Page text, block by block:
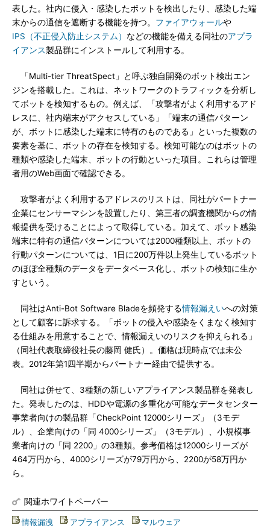
表した。社内に侵入・感染したボットを検出したり、感染した端
末からの通信を遮断する機能を持つ。 ファイアウォールや
IPS（不正侵入防止システム） などの機能を備える同社のアプラ
イアンス製品群にインストールして利用する。
「Multi-tier ThreatSpect」と呼ぶ独自開発のボット検出エン
ジンを搭載した。これは、ネットワークのトラフィックを分析し
てボットを検知するもの。例えば、「攻撃者がよく利用するアド
レスに、社内端末がアクセスしている」「端末の通信パターン
が、ボットに感染した端末に特有のものである」といった複数の
要素を基に、ボットの存在を検知する。検知可能なのはボットの
種類や感染した端末、ボットの行動といった項目。これらは管理
者用のWeb画面で確認できる。
攻撃者がよく利用するアドレスのリストは、同社がパートナー
企業にセンサーマシンを設置したり、第三者の調査機関からの情
報提供を受けることによって取得している。加えて、ボット感染
端末に特有の通信パターンについては2000種類以上、ボットの
行動パターンについては、1日に200万件以上発生しているボット
のほぼ全種類のデータをデータベース化し、ボットの検知に生か
すという。
同社はAnti-Bot Software Bladeを頻発する情報漏えいへの対策
として顧客に訴求する。「ボットの侵入や感染をくまなく検知す
る仕組みを用意することで、情報漏えいのリスクを抑えられる」
（同社代表取締役社長の藤岡 健氏）。価格は現時点では未公
表。2012年第1四半期からパートナー経由で提供する。
同社は併せて、3種類の新しいアプライアンス製品群を発表し
た。発表したのは、HDDや電源の多重化が可能なデータセンター
事業者向けの製品群「CheckPoint 12000シリーズ」（3モデ
ル）、企業向けの「同 4000シリーズ」（3モデル）、小規模事
業者向けの「同 2200」の3種類。参考価格は12000シリーズが
464万円から、4000シリーズが79万円から、2200が58万円か
ら。
関連ホワイトペーパー
情報漏洩 アプライアンス マルウェア